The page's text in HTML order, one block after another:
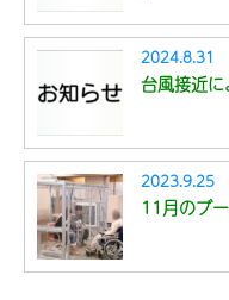
2024.8.31
台風接近
2023.9.25
11月のブ